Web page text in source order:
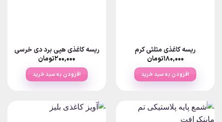
ریسه کاغذی مثلثی کرم
۱۸۰,۰۰۰تومان
افزودن به سبد خرید
ریسه کاغذی هپی برد دی خرسی
۲۰۰,۰۰۰تومان
افزودن به سبد خرید